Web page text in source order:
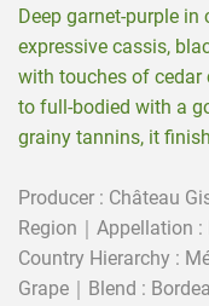
Deep garnet-purple in
expressive cassis,
with touches of cedar
to full-bodied with a
grainy tannins, it
Producer : Château
Region｜Appellation
Country Hierarchy :
Grape｜Blend :